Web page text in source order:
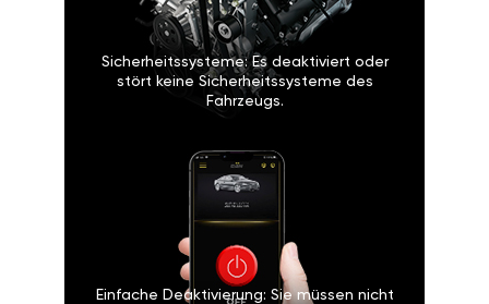
Sicherheitssysteme: Es deaktiviert oder
stört keine Sicherheitssysteme des
Fahrzeugs.
Einfache Deaktivierung: Sie müssen nicht